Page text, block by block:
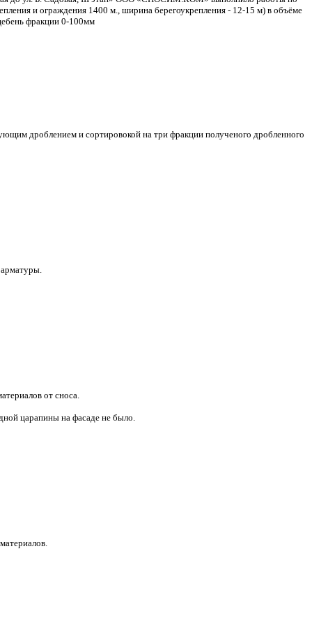
и ограждения 1400 м., ширина берегоукрепления - 12-15 м) в объёме
фракции 0-100мм
дроблением и сортировокой на три фракции полученого дробленного
от сноса.
царапины на фасаде не было.